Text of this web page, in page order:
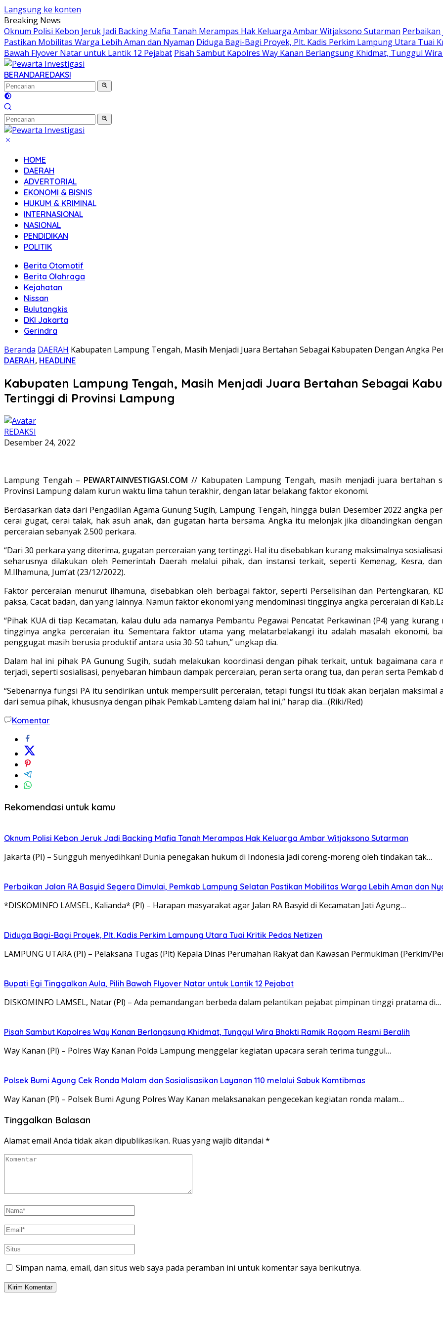
Langsung ke konten
Breaking News
Oknum Polisi Kebon Jeruk Jadi Backing Mafia Tanah Merampas Hak Keluarga Ambar Witjaksono Sutarman Perbaikan
Pastikan Mobilitas Warga Lebih Aman dan Nyaman Diduga Bagi-Bagi Proyek, Plt. Kadis Perkim Lampung Utara Tuai
Bawah Flyover Natar untuk Lantik 12 Pejabat Pisah Sambut Kapolres Way Kanan Berlangsung Khidmat, Tunggul
BERANDAREDAKSI
HOME
DAERAH
ADVERTORIAL
EKONOMI & BISNIS
HUKUM & KRIMINAL
INTERNASIONAL
NASIONAL
PENDIDIKAN
POLITIK
Berita Otomotif
Berita Olahraga
Kejahatan
Nissan
Bulutangkis
DKI Jakarta
Gerindra
Beranda DAERAH Kabupaten Lampung Tengah, Masih Menjadi Juara Bertahan Sebagai Kabupaten Dengan Angka
DAERAH, HEADLINE
Kabupaten Lampung Tengah, Masih Menjadi Juara Bertahan Sebagai
Tertinggi di Provinsi Lampung
REDAKSI
Desember 24, 2022
Lampung Tengah – PEWARTAINVESTIGASI.COM // Kabupaten Lampung Tengah, masih menjadi juara bertahan
Provinsi Lampung dalam kurun waktu lima tahun terakhir, dengan latar belakang faktor ekonomi.
Berdasarkan data dari Pengadilan Agama Gunung Sugih, Lampung Tengah, hingga bulan Desember 2022 angka
cerai gugat, cerai talak, hak asuh anak, dan gugatan harta bersama. Angka itu melonjak jika dibandingkan
perceraian sebanyak 2.500 perkara.
“Dari 30 perkara yang diterima, gugatan perceraian yang tertinggi. Hal itu disebabkan kurang maksimalnya
seharusnya dilakukan oleh Pemerintah Daerah melalui pihak, dan instansi terkait, seperti Kemenag, Kesra,
M.Ilhamuna, Jum’at (23/12/2022).
Faktor perceraian menurut ilhamuna, disebabkan oleh berbagai faktor, seperti Perselisihan dan Pertengkaran,
paksa, Cacat badan, dan yang lainnya. Namun faktor ekonomi yang mendominasi tingginya angka perceraian di
“Pihak KUA di tiap Kecamatan, kalau dulu ada namanya Pembantu Pegawai Pencatat Perkawinan (P4) yang
tingginya angka perceraian itu. Sementara faktor utama yang melatarbelakangi itu adalah masalah ekonomi,
penggugat masih berusia produktif antara usia 30-50 tahun,” ungkap dia.
Dalam hal ini pihak PA Gunung Sugih, sudah melakukan koordinasi dengan pihak terkait, untuk bagaimana
terjadi, seperti sosialisasi, penyebaran himbaun dampak perceraian, peran serta orang tua, dan peran serta Pemkab
“Sebenarnya fungsi PA itu sendirikan untuk mempersulit perceraian, tetapi fungsi itu tidak akan berjalan maksimal
dari semua pihak, khususnya dengan pihak Pemkab.Lamteng dalam hal ini,” harap dia…(Riki/Red)
Komentar
Rekomendasi untuk kamu
Oknum Polisi Kebon Jeruk Jadi Backing Mafia Tanah Merampas Hak Keluarga Ambar Witjaksono Sutarman
Jakarta (PI) – Sungguh menyedihkan! Dunia penegakan hukum di Indonesia jadi coreng-moreng oleh tindakan tak…
Perbaikan Jalan RA Basyid Segera Dimulai, Pemkab Lampung Selatan Pastikan Mobilitas Warga Lebih Aman dan
*DISKOMINFO LAMSEL, Kalianda* (Pl) – Harapan masyarakat agar Jalan RA Basyid di Kecamatan Jati Agung…
Diduga Bagi-Bagi Proyek, Plt. Kadis Perkim Lampung Utara Tuai Kritik Pedas Netizen
LAMPUNG UTARA (PI) – Pelaksana Tugas (Plt) Kepala Dinas Perumahan Rakyat dan Kawasan Permukiman (Perkim/
Bupati Egi Tinggalkan Aula, Pilih Bawah Flyover Natar untuk Lantik 12 Pejabat
DISKOMINFO LAMSEL, Natar (Pl) – Ada pemandangan berbeda dalam pelantikan pejabat pimpinan tinggi pratama di…
Pisah Sambut Kapolres Way Kanan Berlangsung Khidmat, Tunggul Wira Bhakti Ramik Ragom Resmi Beralih
Way Kanan (Pl) – Polres Way Kanan Polda Lampung menggelar kegiatan upacara serah terima tunggul…
Polsek Bumi Agung Cek Ronda Malam dan Sosialisasikan Layanan 110 melalui Sabuk Kamtibmas
Way Kanan (Pl) – Polsek Bumi Agung Polres Way Kanan melaksanakan pengecekan kegiatan ronda malam…
Tinggalkan Balasan
Alamat email Anda tidak akan dipublikasikan. Ruas yang wajib ditandai *
Simpan nama, email, dan situs web saya pada peramban ini untuk komentar saya berikutnya.